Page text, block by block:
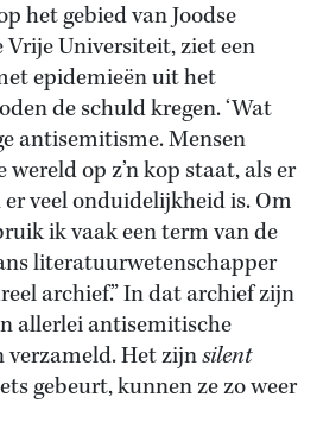
het gebied van Joodse
Vrije Universiteit, ziet een
epidemieën uit het
de schuld kregen. ‘Wat
antisemitisme. Mensen
op z’n kop staat, als er
veel onduidelijkheid is. Om
ik vaak een term van de
literatuurwetenschapper
archief.” In dat archief zijn
allerlei antisemitische
verzameld. Het zijnsilent
gebeurt, kunnen ze zo weer